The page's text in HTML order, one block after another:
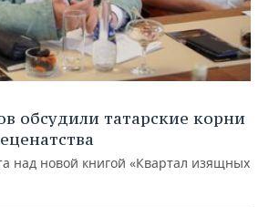
обсудили татарские корни
над новой книгой «Квартал изящных